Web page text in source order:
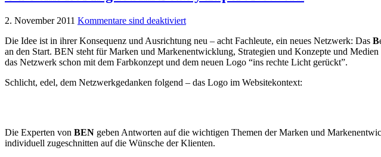
2. November 2011 Kommentare sind deaktiviert
Die Idee ist in ihrer Konsequenz und Ausrichtung neu – acht Fachleute, ein neues Netzwerk: Das B
an den Start. BEN steht für Marken und Markenentwicklung, Strategien und Konzepte und
das Netzwerk schon mit dem Farbkonzept und dem neuen Logo “ins rechte Licht gerückt”.
Schlicht, edel, dem Netzwerkgedanken folgend – das Logo im Websitekontext:
Die Experten von BEN geben Antworten auf die wichtigen Themen der Marken und
individuell zugeschnitten auf die Wünsche der Klienten.